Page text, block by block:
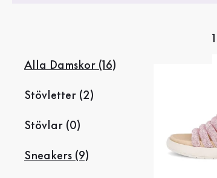
Alla Damskor (16)
Stövletter (2)
Stövlar (0)
Sneakers (9)